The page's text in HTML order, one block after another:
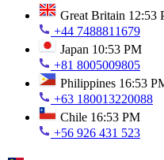
Great Britain 12:53
+44 7488811679
Japan 10:53 PM
+81 8005009805
Philippines 16:53
+63 180013220088
Chile 16:53 PM
+56 926 431 523